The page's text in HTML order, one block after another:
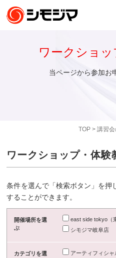
TOP> 講習
ワークショ
当ページから参加お
ワークショップ・体験
条件を選んで「検索ボタン」を押
することができます。
開催場所を選
ぶ
east side tokyo（
シモジマ岐阜店
カテゴリを選
アーティフィシャ